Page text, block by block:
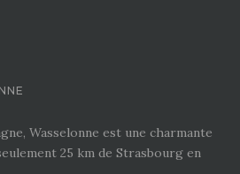
Wasselonne est une charmante
25 km de Strasbourg en